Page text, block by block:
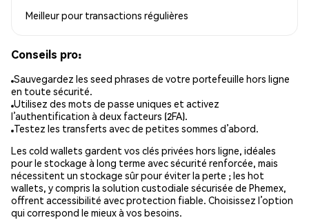
Meilleur pour transactions régulières
Conseils pro:
Sauvegardez les seed phrases de votre portefeuille hors ligne
en toute sécurité.
Utilisez des mots de passe uniques et activez
l’authentification à deux facteurs (2FA).
Testez les transferts avec de petites sommes d’abord.
Les cold wallets gardent vos clés privées hors ligne, idéales
pour le stockage à long terme avec sécurité renforcée, mais
nécessitent un stockage sûr pour éviter la perte ; les hot
wallets, y compris la solution custodiale sécurisée de Phemex,
offrent accessibilité avec protection fiable. Choisissez l’option
qui correspond le mieux à vos besoins.